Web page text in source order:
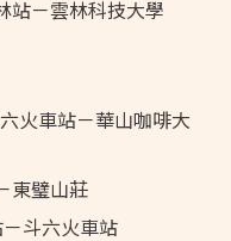
站－雲林科技大學
火車站－華山咖啡大
東璧山莊
斗六火車站